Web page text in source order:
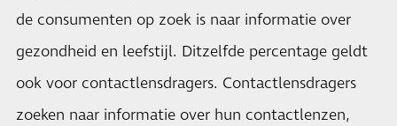
de consumenten op zoek is naar informatie over
gezondheid en leefstijl. Ditzelfde percentage geldt
ook voor contactlensdragers. Contactlensdragers
zoeken naar informatie over hun contactlenzen,